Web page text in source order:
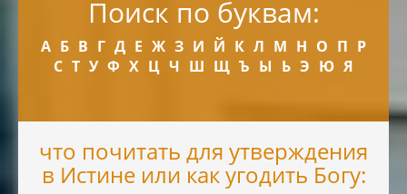
Поиск по буквам:
А Б В Г Д Е Ж З И Й К Л М Н О П Р
С Т У Ф Х Ц Ч Ш Щ Ъ Ы Ь Э Ю Я
что почитать для утверждения
в Истине или как угодить Богу: